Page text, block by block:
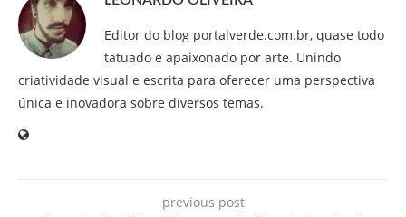
Editor do blog portalverde.com.br, quase todo
tatuado e apaixonado por arte. Unindo
criatividade visual e escrita para oferecer uma perspectiva
única e inovadora sobre diversos temas.
previous post